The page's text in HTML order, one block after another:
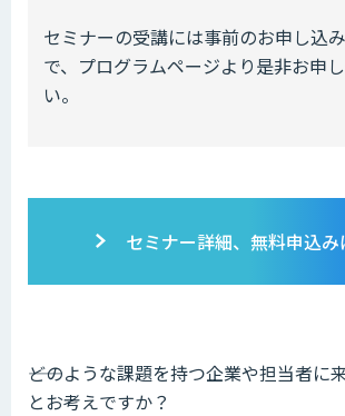
セミナーの受講には事前のお申し込
で、プログラムページより是非お申
い。
セミナー詳細、無料申込み
――どのような課題を持つ企業や担当者に
とお考えですか？